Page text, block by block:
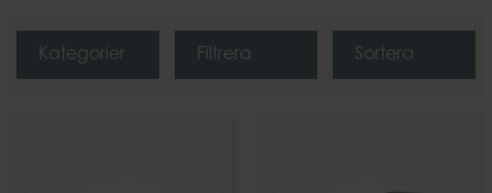
Kategorier Filtrera Sortera